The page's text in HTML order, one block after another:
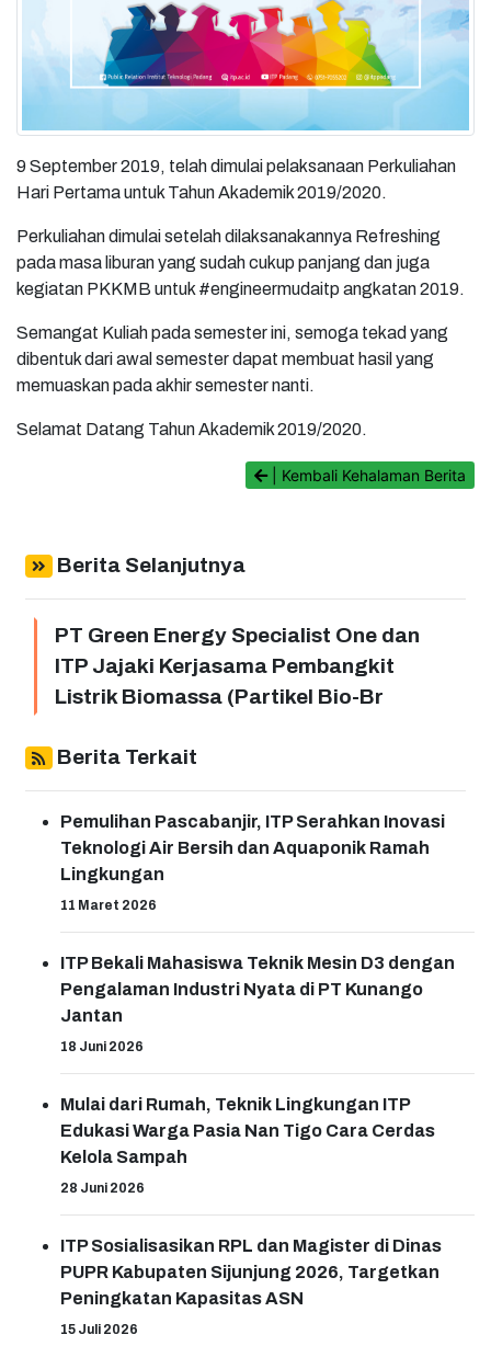
9 September 2019, telah dimulai pelaksanaan Perkuliahan
Hari Pertama untuk Tahun Akademik 2019/2020.
Perkuliahan dimulai setelah dilaksanakannya Refreshing
pada masa liburan yang sudah cukup panjang dan juga
kegiatan PKKMB untuk #engineermudaitp angkatan 2019.
Semangat Kuliah pada semester ini, semoga tekad yang
dibentuk dari awal semester dapat membuat hasil yang
memuaskan pada akhir semester nanti.
Selamat Datang Tahun Akademik 2019/2020.
| Kembali Kehalaman Berita
Berita Selanjutnya
PT Green Energy Specialist One dan
ITP Jajaki Kerjasama Pembangkit
Listrik Biomassa (Partikel Bio-Br
Berita Terkait
Pemulihan Pascabanjir, ITP Serahkan Inovasi
Teknologi Air Bersih dan Aquaponik Ramah
Lingkungan
11 Maret 2026
ITP Bekali Mahasiswa Teknik Mesin D3 dengan
Pengalaman Industri Nyata di PT Kunango
Jantan
18 Juni 2026
Mulai dari Rumah, Teknik Lingkungan ITP
Edukasi Warga Pasia Nan Tigo Cara Cerdas
Kelola Sampah
28 Juni 2026
ITP Sosialisasikan RPL dan Magister di Dinas
PUPR Kabupaten Sijunjung 2026, Targetkan
Peningkatan Kapasitas ASN
15 Juli 2026